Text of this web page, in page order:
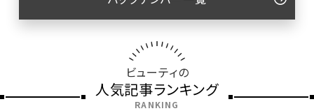
ビューティの
人気記事ランキング
RANKING